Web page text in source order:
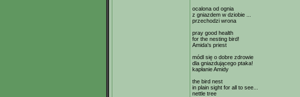
ocalona od ognia
z gniazdem w dziobie ...
przechodzi wrona
pray good health
for the nesting bird!
Amida's priest
módl się o dobre zdrowie
dla gniazdującego ptaka!
kapłanie Amidy
the bird nest
in plain sight for all to see...
nettle tree